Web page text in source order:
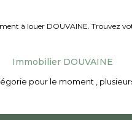
à louer DOUVAINE. Trouvez
Immobilier DOUVAINE
pour le moment ,